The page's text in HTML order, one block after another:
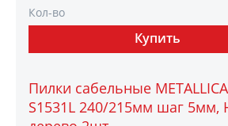
Кол-во
Пилки сабельные
S1531L 240/215мм шаг 5мм,